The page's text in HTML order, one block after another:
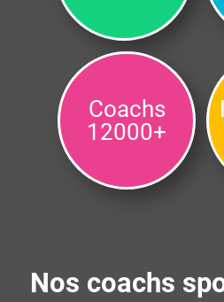
Coachs
12000+
Nos coachs